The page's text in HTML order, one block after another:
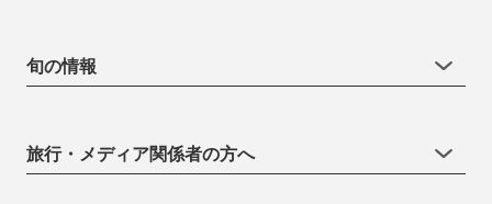
旬の情報
旅行・メディア関係者の方へ